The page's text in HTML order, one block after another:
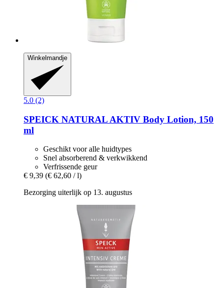
Winkelmandje
5.0 (2)
SPEICK NATURAL AKTIV Body Lotion, 150
ml
Geschikt voor alle huidtypes
Snel absorberend & verkwikkend
Verfrissende geur
€ 9,39 (€ 62,60 / l)
Bezorging uiterlijk op 13. augustus